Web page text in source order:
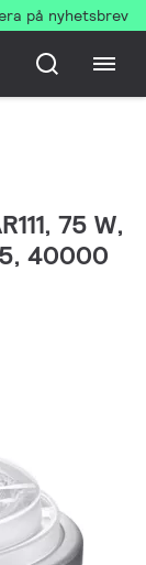
på nyhetsbrev
75 W,
40000